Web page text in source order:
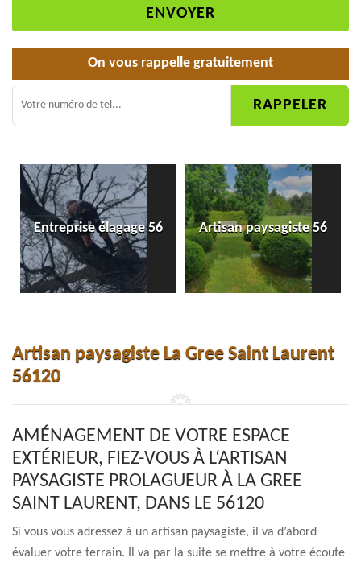
On vous rappelle gratuitement
Entreprise élagage 56 Artisan paysagiste 56
Artisan paysagiste La Gree Saint Laurent
56120
AMÉNAGEMENT DE VOTRE ESPACE
EXTÉRIEUR, FIEZ-VOUS À L‘ARTISAN
PAYSAGISTE PROLAGUEUR À LA GREE
SAINT LAURENT, DANS LE 56120
Si vous vous adressez à un artisan paysagiste, il va d’abord
évaluer votre terrain. Il va par la suite se mettre à votre écoute